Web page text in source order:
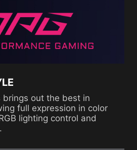
brings out the best in
full expression in color
lighting control and